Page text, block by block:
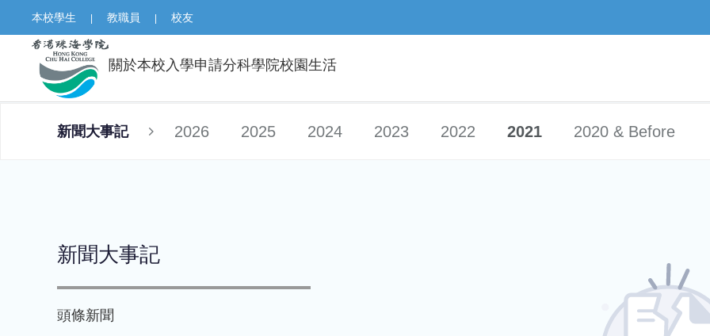
本校學生 | 教職員 | 校友
關於本校入學申請分科學院校園生活
新聞大事記 2026 2025 2024 2023 2022 2021 2020 & Before
新聞大事記
頭條新聞